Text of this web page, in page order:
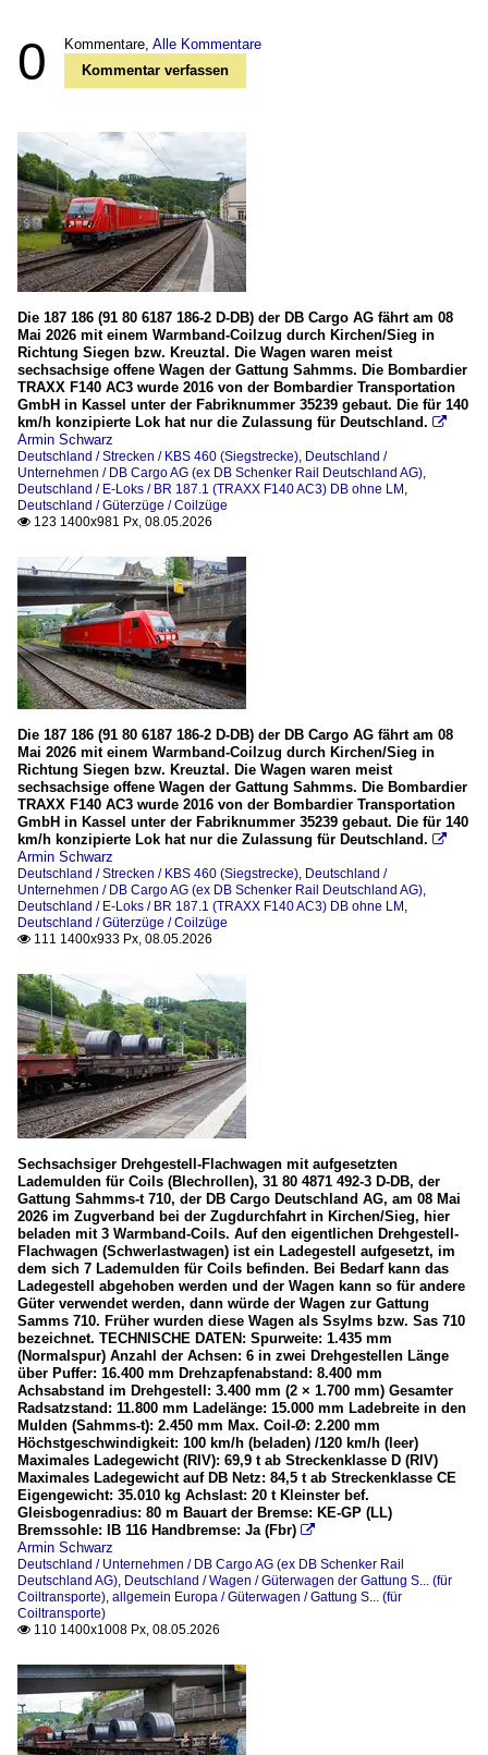
0 Kommentare, Alle Kommentare
Kommentar verfassen
Die 187 186 (91 80 6187 186-2 D-DB) der DB Cargo AG fährt am 08
Mai 2026 mit einem Warmband-Coilzug durch Kirchen/Sieg in
Richtung Siegen bzw. Kreuztal. Die Wagen waren meist
sechsachsige offene Wagen der Gattung Sahmms. Die Bombardier
TRAXX F140 AC3 wurde 2016 von der Bombardier Transportation
GmbH in Kassel unter der Fabriknummer 35239 gebaut. Die für 140
km/h konzipierte Lok hat nur die Zulassung für Deutschland. 
Armin Schwarz
Deutschland / Strecken / KBS 460 (Siegstrecke), Deutschland /
Unternehmen / DB Cargo AG (ex DB Schenker Rail Deutschland AG),
Deutschland / E-Loks / BR 187.1 (TRAXX F140 AC3) DB ohne LM,
Deutschland / Güterzüge / Coilzüge
 123 1400x981 Px, 08.05.2026
Die 187 186 (91 80 6187 186-2 D-DB) der DB Cargo AG fährt am 08
Mai 2026 mit einem Warmband-Coilzug durch Kirchen/Sieg in
Richtung Siegen bzw. Kreuztal. Die Wagen waren meist
sechsachsige offene Wagen der Gattung Sahmms. Die Bombardier
TRAXX F140 AC3 wurde 2016 von der Bombardier Transportation
GmbH in Kassel unter der Fabriknummer 35239 gebaut. Die für 140
km/h konzipierte Lok hat nur die Zulassung für Deutschland. 
Armin Schwarz
Deutschland / Strecken / KBS 460 (Siegstrecke), Deutschland /
Unternehmen / DB Cargo AG (ex DB Schenker Rail Deutschland AG),
Deutschland / E-Loks / BR 187.1 (TRAXX F140 AC3) DB ohne LM,
Deutschland / Güterzüge / Coilzüge
 111 1400x933 Px, 08.05.2026
Sechsachsiger Drehgestell-Flachwagen mit aufgesetzten
Lademulden für Coils (Blechrollen), 31 80 4871 492-3 D-DB, der
Gattung Sahmms-t 710, der DB Cargo Deutschland AG, am 08 Mai
2026 im Zugverband bei der Zugdurchfahrt in Kirchen/Sieg, hier
beladen mit 3 Warmband-Coils. Auf den eigentlichen Drehgestell-
Flachwagen (Schwerlastwagen) ist ein Ladegestell aufgesetzt, im
dem sich 7 Lademulden für Coils befinden. Bei Bedarf kann das
Ladegestell abgehoben werden und der Wagen kann so für andere
Güter verwendet werden, dann würde der Wagen zur Gattung
Samms 710. Früher wurden diese Wagen als Ssylms bzw. Sas 710
bezeichnet. TECHNISCHE DATEN: Spurweite: 1.435 mm
(Normalspur) Anzahl der Achsen: 6 in zwei Drehgestellen Länge
über Puffer: 16.400 mm Drehzapfenabstand: 8.400 mm
Achsabstand im Drehgestell: 3.400 mm (2 × 1.700 mm) Gesamter
Radsatzstand: 11.800 mm Ladelänge: 15.000 mm Ladebreite in den
Mulden (Sahmms-t): 2.450 mm Max. Coil-Ø: 2.200 mm
Höchstgeschwindigkeit: 100 km/h (beladen) /120 km/h (leer)
Maximales Ladegewicht (RIV): 69,9 t ab Streckenklasse D (RIV)
Maximales Ladegewicht auf DB Netz: 84,5 t ab Streckenklasse CE
Eigengewicht: 35.010 kg Achslast: 20 t Kleinster bef.
Gleisbogenradius: 80 m Bauart der Bremse: KE-GP (LL)
Bremssohle: IB 116 Handbremse: Ja (Fbr) 
Armin Schwarz
Deutschland / Unternehmen / DB Cargo AG (ex DB Schenker Rail
Deutschland AG), Deutschland / Wagen / Güterwagen der Gattung S... (für
Coiltransporte), allgemein Europa / Güterwagen / Gattung S... (für
Coiltransporte)
 110 1400x1008 Px, 08.05.2026